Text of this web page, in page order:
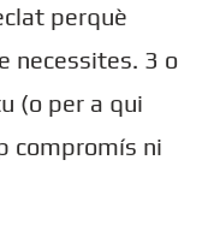
perquè
necessites. 3 o
(o per a qui
compromís ni